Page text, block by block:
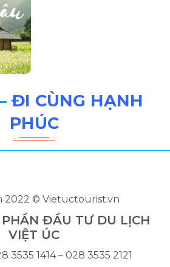
ĐI CÙNG HẠNH
PHÚC
2022 © Vietuctourist.vn
PHẦN ĐẦU TƯ DU LỊCH
VIỆT ÚC
3535 1414 – 028 3535 2121